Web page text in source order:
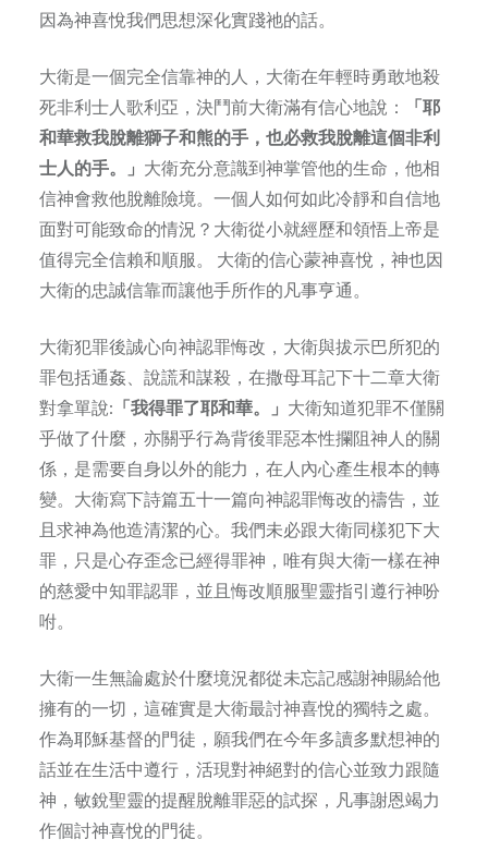
因為神喜悅我們思想深化實踐祂的話。
大衛是一個完全信靠神的人，大衛在年輕時勇敢地殺
死非利士人歌利亞，決鬥前大衛滿有信心地說：
「耶
和華救我脫離獅子和熊的手，也必救我脫離這個非利
士人的手。」 大衛充分意識到神掌管他的生命，他相
信神會救他脫離險境。一個人如何如此冷靜和自信地
面對可能致命的情況？大衛從小就經歷和領悟上帝是
值得完全信賴和順服。 大衛的信心蒙神喜悅，神也因
大衛的忠誠信靠而讓他手所作的凡事亨通。
大衛犯罪後誠心向神認罪悔改，大衛與拔示巴所犯的
罪包括通姦、說謊和謀殺，在撒母耳記下十二章大衛
對拿單說: 「我得罪了耶和華。」 大衛知道犯罪不僅關
乎做了什麼，亦關乎行為背後罪惡本性攔阻神人的關
係，是需要自身以外的能力，在人內心產生根本的轉
變。大衛寫下詩篇五十一篇向神認罪悔改的禱告，並
且求神為他造清潔的心。我們未必跟大衛同樣犯下大
罪，只是心存歪念已經得罪神，唯有與大衛一樣在神
的慈愛中知罪認罪，並且悔改順服聖靈指引遵行神吩
咐。
大衛一生無論處於什麼境況都從未忘記感謝神賜給他
擁有的一切，這確實是大衛最討神喜悅的獨特之處。
作為耶穌基督的門徒，願我們在今年多讀多默想神的
話並在生活中遵行，活現對神絕對的信心並致力跟隨
神，敏銳聖靈的提醒脫離罪惡的試探，凡事謝恩竭力
作個討神喜悅的門徒。